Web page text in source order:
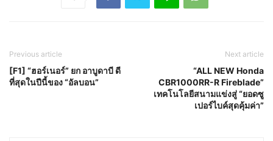
Previous article
[F1] “ฮอร์เนอร์” ยก อาบูดาบี ดี
ที่สุดในปีนี้ของ “อัลบอน”
Next article
“ALL NEW Honda
CBR1000RR-R Fireblade”
เทคโนโลยีสนามแข่งสู่ “ยอดซู
เปอร์ไบค์สุดคุ้มค่า”